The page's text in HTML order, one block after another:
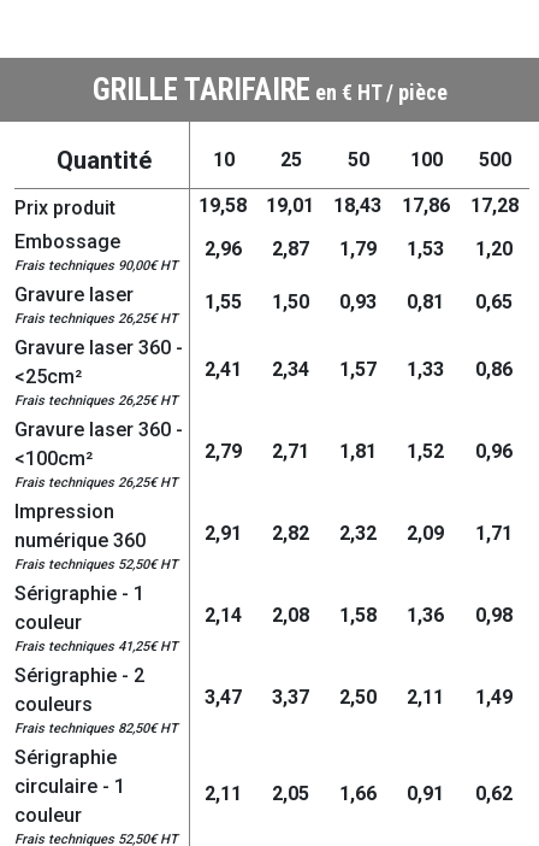
GRILLE TARIFAIRE en € HT / pièce
Quantité 10 25 50 100 500
Prix produit 19,58 19,01 18,43 17,86
17,28
Embossage
Frais techniques 90,00€ HT
2,96 2,87 1,79 1,53
1,20
Gravure laser
Frais techniques 26,25€ HT
1,55 1,50 0,93 0,81
0,65
Gravure laser 360 -
<25cm²
Frais techniques 26,25€ HT
2,41 2,34 1,57 1,33 0,86
Gravure laser 360 -
<100cm²
Frais techniques 26,25€ HT
2,79 2,71 1,81 1,52 0,96
Impression
numérique 360
Frais techniques 52,50€ HT
2,91 2,82 2,32 2,09 1,71
Sérigraphie - 1
couleur
Frais techniques 41,25€ HT
2,14 2,08 1,58 1,36 0,98
Sérigraphie - 2
couleurs
Frais techniques 82,50€ HT
3,47 3,37 2,50 2,11 1,49
Sérigraphie
circulaire - 1
couleur
Frais techniques 52,50€ HT
2,11 2,05 1,66 0,91 0,62